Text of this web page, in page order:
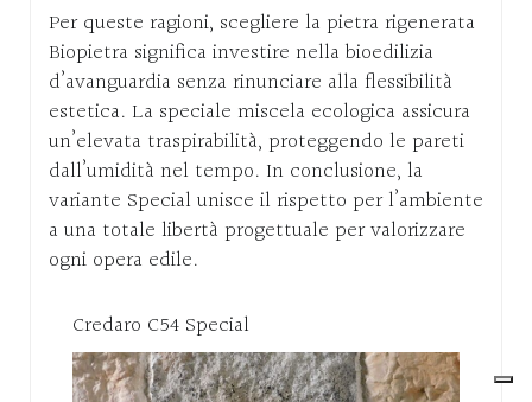
Per queste ragioni, scegliere la pietra rigenerata
Biopietra significa investire nella bioedilizia
d’avanguardia senza rinunciare alla flessibilità
estetica. La speciale miscela ecologica assicura
un’elevata traspirabilità, proteggendo le pareti
dall’umidità nel tempo. In conclusione, la
variante Special unisce il rispetto per l’ambiente
a una totale libertà progettuale per valorizzare
ogni opera edile.
Credaro C54 Special